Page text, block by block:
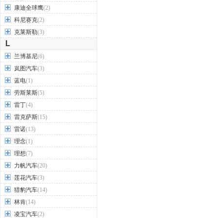
康迪全球鹰(2)
科尼赛克(2)
克莱斯勒(3)
L
兰博基尼(6)
岚图汽车(3)
蓝电(1)
劳斯莱斯(5)
雷丁(4)
雷克萨斯(15)
雷诺(13)
理念(1)
理想(7)
力帆汽车(20)
莲花汽车(3)
猎豹汽车(14)
林肯(14)
凌宝汽车(2)